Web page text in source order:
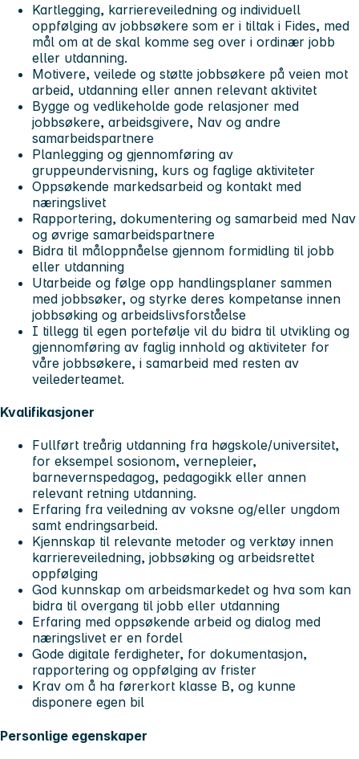
Kartlegging, karriereveiledning og individuell
oppfølging av jobbsøkere som er i tiltak i Fides, med
mål om at de skal komme seg over i ordinær jobb
eller utdanning.
Motivere, veilede og støtte jobbsøkere på veien mot
arbeid, utdanning eller annen relevant aktivitet
Bygge og vedlikeholde gode relasjoner med
jobbsøkere, arbeidsgivere, Nav og andre
samarbeidspartnere
Planlegging og gjennomføring av
gruppeundervisning, kurs og faglige aktiviteter
Oppsøkende markedsarbeid og kontakt med
næringslivet
Rapportering, dokumentering og samarbeid med Nav
og øvrige samarbeidspartnere
Bidra til måloppnåelse gjennom formidling til jobb
eller utdanning
Utarbeide og følge opp handlingsplaner sammen
med jobbsøker, og styrke deres kompetanse innen
jobbsøking og arbeidslivsforståelse
I tillegg til egen portefølje vil du bidra til utvikling og
gjennomføring av faglig innhold og aktiviteter for
våre jobbsøkere, i samarbeid med resten av
veilederteamet.
Kvalifikasjoner
Fullført treårig utdanning fra høgskole/universitet,
for eksempel sosionom, vernepleier,
barnevernspedagog, pedagogikk eller annen
relevant retning utdanning.
Erfaring fra veiledning av voksne og/eller ungdom
samt endringsarbeid.
Kjennskap til relevante metoder og verktøy innen
karriereveiledning, jobbsøking og arbeidsrettet
oppfølging
God kunnskap om arbeidsmarkedet og hva som kan
bidra til overgang til jobb eller utdanning
Erfaring med oppsøkende arbeid og dialog med
næringslivet er en fordel
Gode digitale ferdigheter, for dokumentasjon,
rapportering og oppfølging av frister
Krav om å ha førerkort klasse B, og kunne
disponere egen bil
Personlige egenskaper